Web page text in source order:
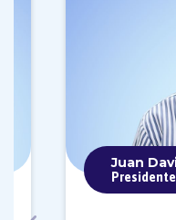
Juan